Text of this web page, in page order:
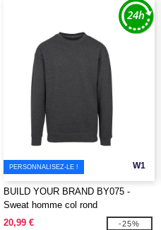
W1
PERSONNALISEZ-LE !
BUILD YOUR BRAND BY075 -
Sweat homme col rond
20,99 €
-25%